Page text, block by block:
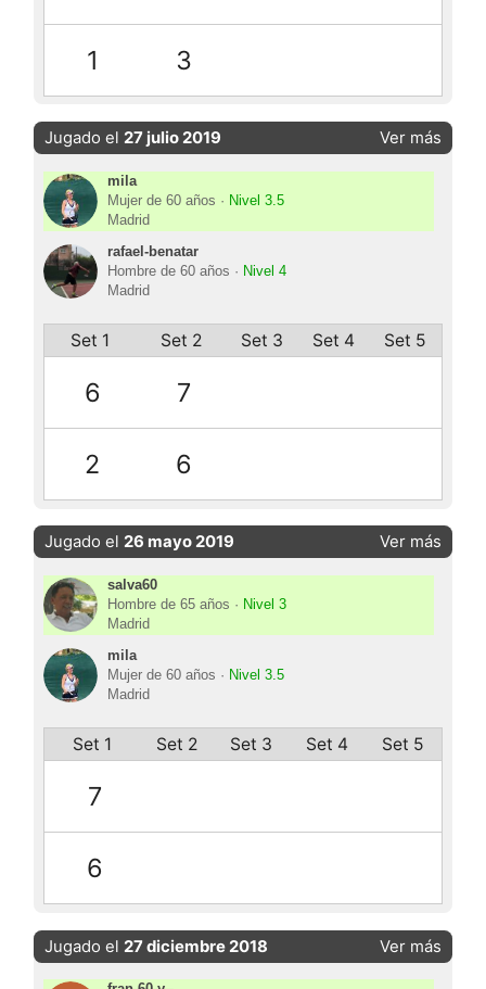
1 3
Jugado el 27 julio 2019 Ver más
mila
Mujer de 60 años · Nivel 3.5
Madrid
rafael-benatar
Hombre de 60 años · Nivel 4
Madrid
Set 1 Set 2 Set 3 Set 4 Set 5
6 7
2 6
Jugado el 26 mayo 2019 Ver más
salva60
Hombre de 65 años · Nivel 3
Madrid
mila
Mujer de 60 años · Nivel 3.5
Madrid
Set 1 Set 2 Set 3 Set 4 Set 5
7
6
Jugado el 27 diciembre 2018 Ver más